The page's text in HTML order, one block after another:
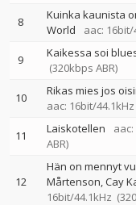
8
Kuinka kaunista
World
aac: 16bit/
9 Kaikessa soi
(320kbps ABR)
10
Rikas mies jos
aac: 16bit/44.1kHz
11 Laiskotellen
ABR)
12
Hän on mennyt
Mårtenson Cay
16bit/44.1kHz